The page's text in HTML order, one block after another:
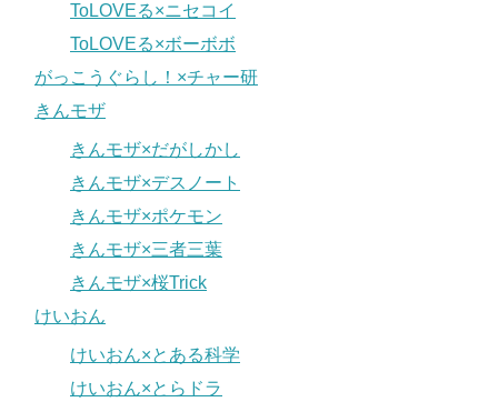
ToLOVEる×ニセコイ
ToLOVEる×ボーボボ
がっこうぐらし！×チャー研
きんモザ
きんモザ×だがしかし
きんモザ×デスノート
きんモザ×ポケモン
きんモザ×三者三葉
きんモザ×桜Trick
けいおん
けいおん×とある科学
けいおん×とらドラ